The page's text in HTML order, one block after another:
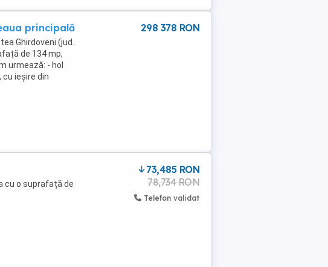
principală
Ghirdoveni (jud.
de 134 mp,
urmează: - hol
ieșire din
298 378 RON
cu o suprafață de
73,485 RON
78,734 RON
Telefon validat